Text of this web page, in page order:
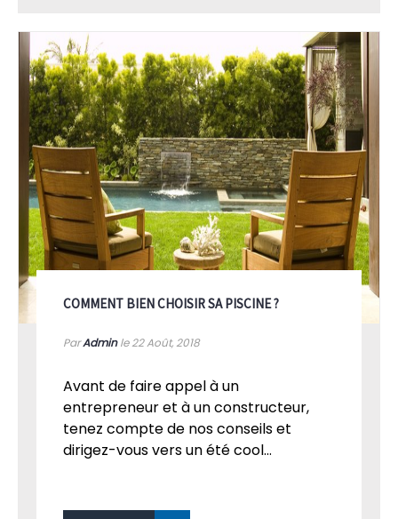
COMMENT BIEN CHOISIR SA PISCINE ?
ParAdminle 22Août, 2018
Avant de faire appel à un
entrepreneur et à un constructeur,
tenez compte de nos conseils et
dirigez-vous vers un été cool...